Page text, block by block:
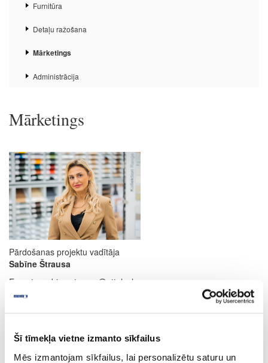
Šī tīmekļa vietne izmanto sīkfailus
Mēs izmantojam sīkfailus, lai personalizētu saturu un
Furnitūra
Detaļu ražošana
Mārketings
Administrācija
Mārketings
Pārdošanas projektu vadītāja
Sabīne Štrausa
E-pasts: sabine.strausa@attelsr.lv